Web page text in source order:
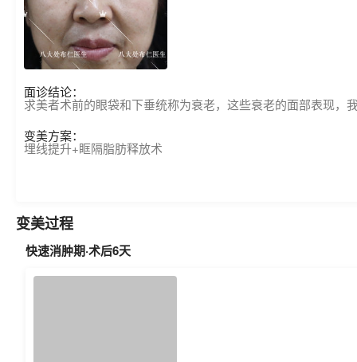
面诊结论：
求美者术前的眼袋和下垂统称为衰老，这些衰老的面部表现，
变美方案：
埋线提升+眶隔脂肪释放术
变美过程
快速消肿期·术后6天